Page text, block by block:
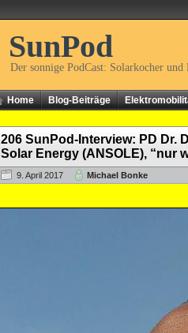
SunPod
Der sonnige PodCast: Solarkocher und
Home Blog-Beiträge
206 SunPod-Interview: PD Dr.
Solar Energy (ANSOLE), “nur
9. April 2017 Michael Bonke